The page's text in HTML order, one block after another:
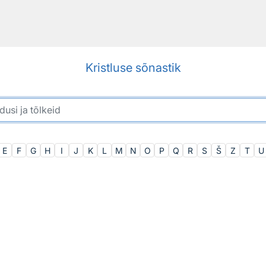
Kristluse sõnastik
E F G H I J K L M N O P Q R S Š Z T U